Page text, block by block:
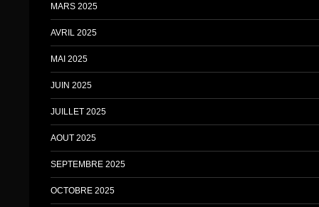
MARS 2025
AVRIL 2025
MAI 2025
JUIN 2025
JUILLET 2025
AOUT 2025
SEPTEMBRE 2025
OCTOBRE 2025